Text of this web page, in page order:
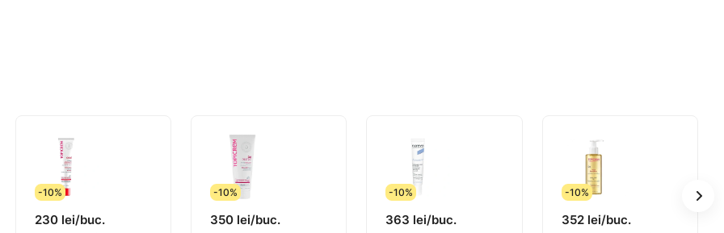
-10%
230 lei/buc.
-10%
350 lei/buc.
-10%
363 lei/buc.
-10%
352 lei/buc.